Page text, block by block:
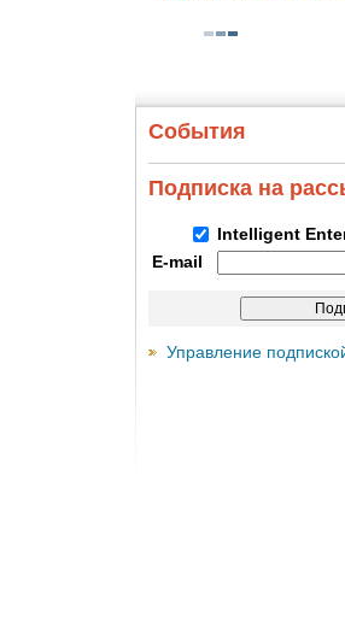
События
Подписка на
Intelligent
E-mail
Управление